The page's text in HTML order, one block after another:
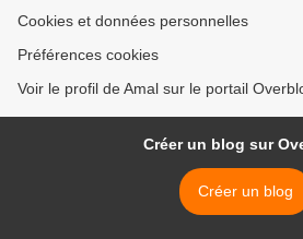
Cookies et données personnelles
Préférences cookies
Voir le profil de Amal sur le portail
Créer un blog sur
Créer un blog